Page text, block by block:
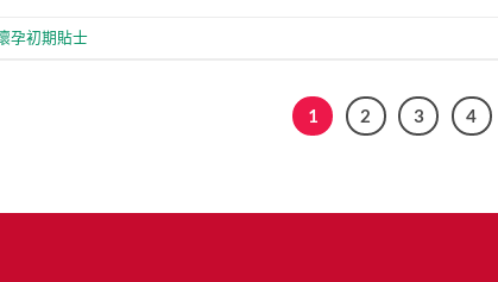
孕初期貼士
1 2 3 4